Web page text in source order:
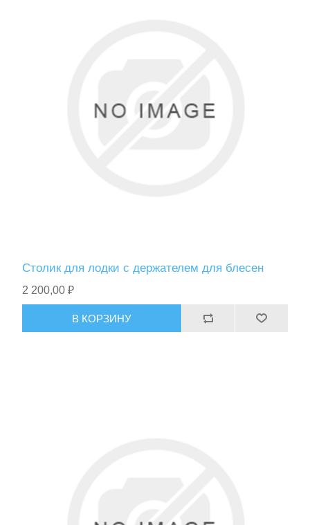
Столик для лодки с держателем для блесен
2 200,00 ₽
В КОРЗИНУ